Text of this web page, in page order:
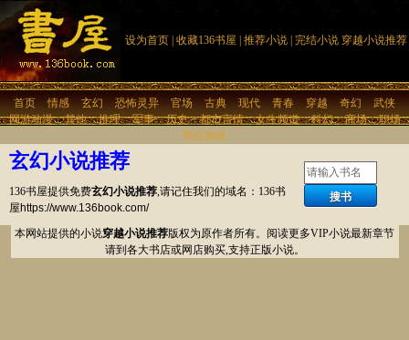
设为首页 收藏136书屋 推荐小说 完结小说 穿越小说推荐
首页 情感 玄幻 恐怖灵异 官场 古典 现代 青春 穿越 奇幻
武侠
网游动漫
其他 推理 军事 历史 都市言情 女生频道 科幻 商场
职场
男生频道
玄幻小说推荐
136书屋提供免费玄幻小说推荐 ,请记住我们的域名：136书
屋https://www.136book.com/
本网站提供的小说穿越小说推荐版权为原作者所有。阅读更多VIP小说最新章节
请到各大书店或网店购买,支持正版小说。